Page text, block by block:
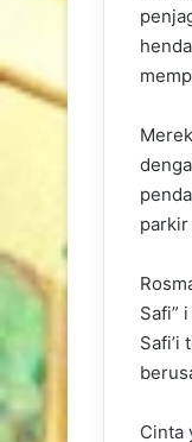
Safi”
Safi’i
Cinta